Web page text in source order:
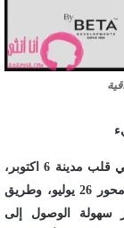
يتمتع كمبوند بيتا ريزيدنس اكتوبر بموقع استثنائي في قلب مدينة 6 اكتوبر،
بالقرب من أهم المعالم الحيوية مثل مول مصر، ومحور 26 يوليو، وطريق
سهولة الوصول إلى